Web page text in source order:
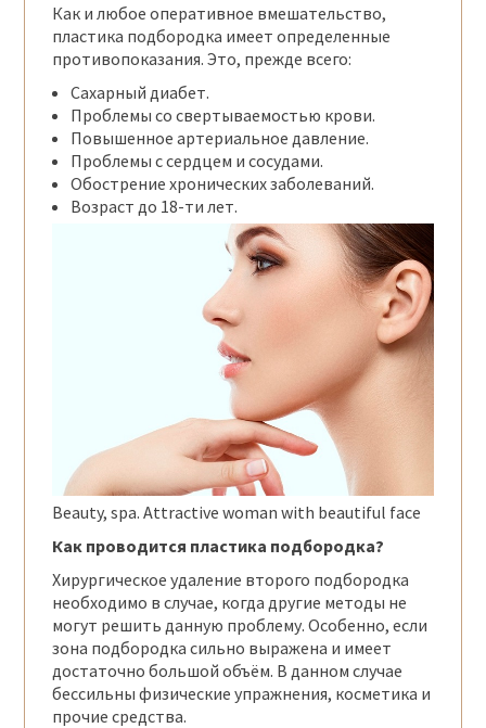
Как и любое оперативное вмешательство,
пластика подбородка имеет определенные
противопоказания. Это, прежде всего:
Сахарный диабет.
Проблемы со свертываемостью крови.
Повышенное артериальное давление.
Проблемы с сердцем и сосудами.
Обострение хронических заболеваний.
Возраст до 18-ти лет.
Beauty, spa. Attractive woman with beautiful face
Как проводится пластика подбородка?
Хирургическое удаление второго подбородка
необходимо в случае, когда другие методы не
могут решить данную проблему. Особенно, если
зона подбородка сильно выражена и имеет
достаточно большой объём. В данном случае
бессильны физические упражнения, косметика и
прочие средства.